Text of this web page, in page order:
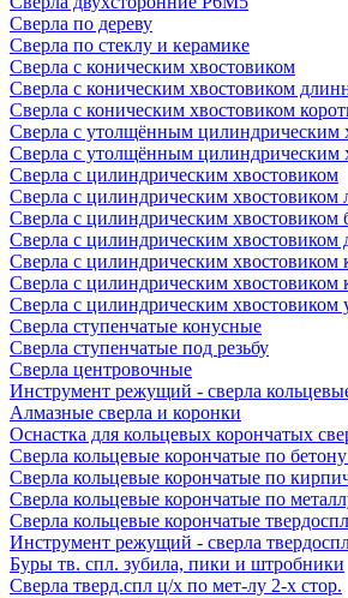
Сверла по дереву
Сверла по стеклу и керамике
Сверла с коническим хвостовиком
Сверла с коническим хвостовиком
Сверла с коническим хвостовиком
Сверла с утолщённым цилиндрическим
Сверла с утолщённым цилиндрическим
Сверла с цилиндрическим хвостовиком
Сверла с цилиндрическим хвостовиком
Сверла с цилиндрическим хвостовиком
Сверла с цилиндрическим хвостовиком
Сверла с цилиндрическим хвостовиком
Сверла с цилиндрическим хвостовиком
Сверла с цилиндрическим хвостовиком
Сверла ступенчатые конусные
Сверла ступенчатые под резьбу
Сверла центровочные
Инструмент режущий - сверла
Алмазные сверла и коронки
Оснастка для кольцевых корончатых
Сверла кольцевые корончатые по
Сверла кольцевые корончатые по
Сверла кольцевые корончатые по
Сверла кольцевые корончатые
Инструмент режущий - сверла
Буры тв. спл. зубила, пики и штробники
Сверла тверд.спл ц/х по мет-лу 2-х стор.